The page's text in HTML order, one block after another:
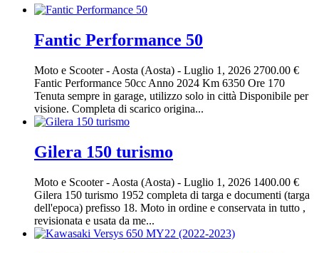
Fantic Performance 50
Moto e Scooter- Aosta (Aosta) - Luglio 1, 2026 2700.00 €
Fantic Performance 50cc Anno 2024 Km 6350 Ore 170
Tenuta sempre in garage, utilizzo solo in città Disponibile per
visione. Completa di scarico origina...
Gilera 150 turismo
Moto e Scooter- Aosta (Aosta) - Luglio 1, 2026 1400.00 €
Gilera 150 turismo 1952 completa di targa e documenti (targa
dell'epoca) prefisso 18. Moto in ordine e conservata in tutto ,
revisionata e usata da me...